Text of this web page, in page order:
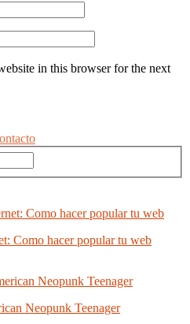
in this browser for the next
Como hacer popular tu web
Neopunk Teenager